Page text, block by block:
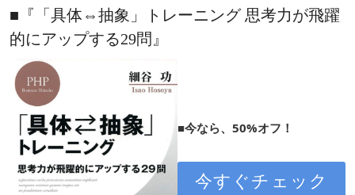
■『「具体⇔抽象」トレーニング 思考力が飛躍
的にアップする29問』
■今なら、50%オフ！
今すぐチェック